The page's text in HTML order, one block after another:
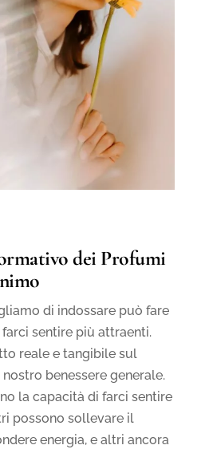
dei Profumi
di indossare può fare
sentire più attraenti.
reale e tangibile sul
benessere generale.
la capacità di farci sentire
possono sollevare il
energia, e altri ancora